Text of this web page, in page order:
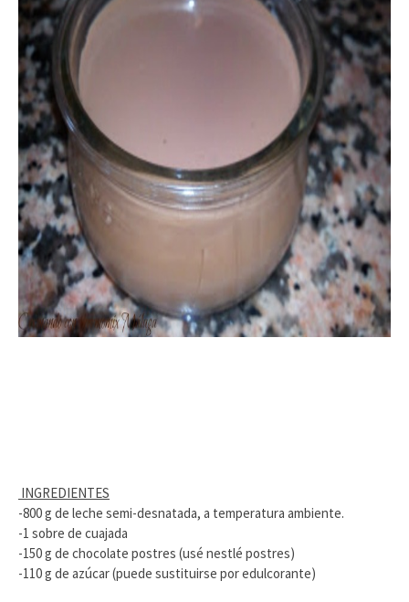
INGREDIENTES
-800 g de leche semi-desnatada, a temperatura ambiente.
-1 sobre de cuajada
-150 g de chocolate postres (usé nestlé postres)
-110 g de azúcar (puede sustituirse por edulcorante)